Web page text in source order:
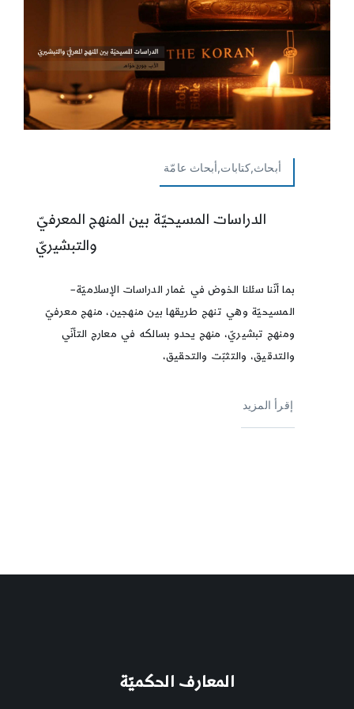
أبحاث,كتابات,أبحاث عامّة
الدراسات المسيحيّة بين المنهج المعرفيّ
والتبشيريّ
بما أنّنا سئلنا الخوض في غمار الدراسات الإسلاميّة–
المسيحيّة وهي تنهج طريقها بين منهجين، منهج معرفيّ
ومنهج تبشيريّ، منهج يحدو بسالكه في معارج التأنّي
والتدقيق، والتثبّت والتحقيق،
إقرأ المزيد
المعارف الحكميّة